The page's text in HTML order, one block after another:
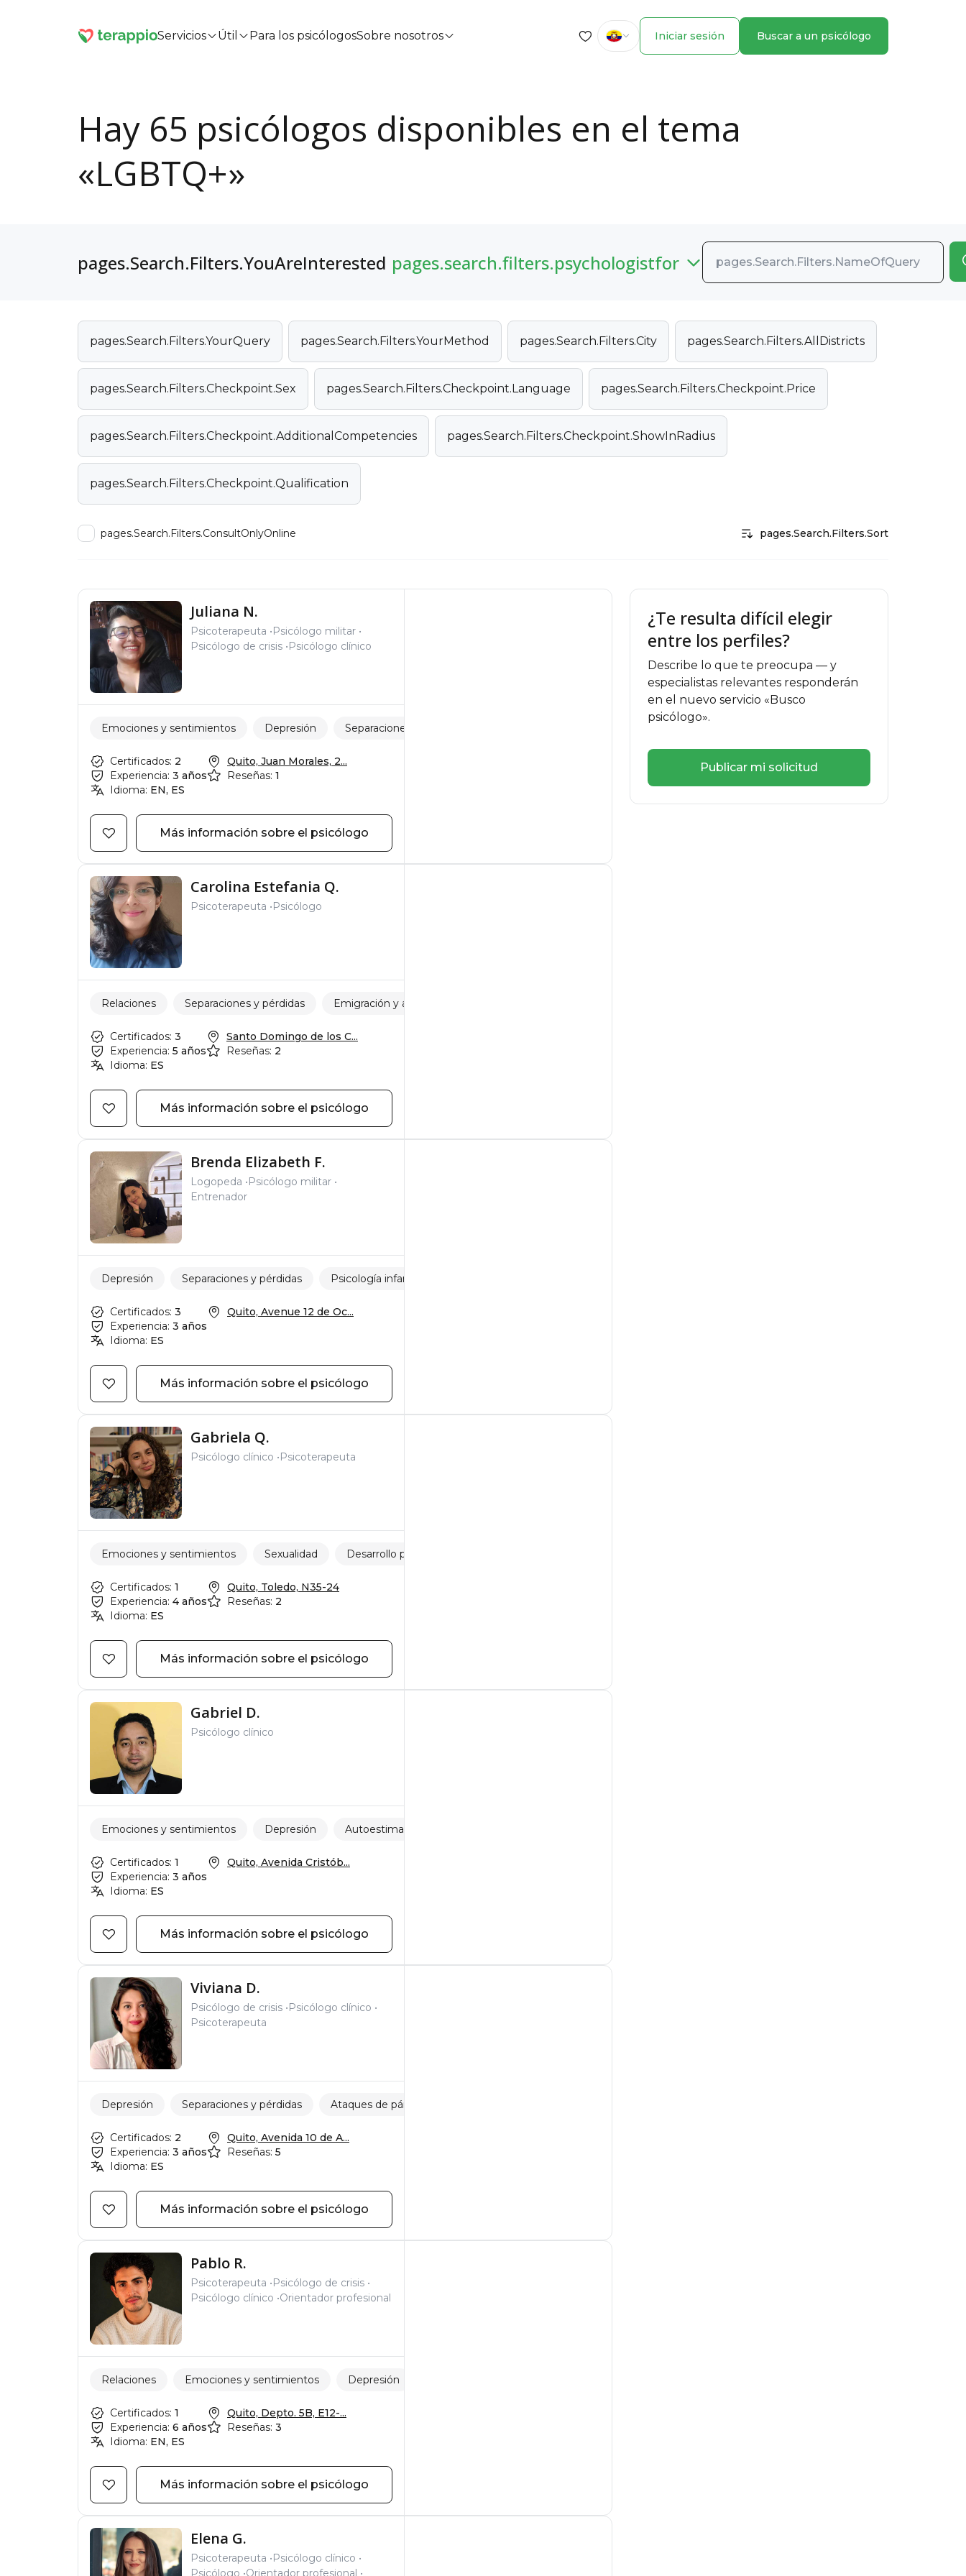
Servicios Útil Para los psicólogosSobre nosotros Iniciar sesión Buscar a un psicólogo
Hay 65 psicólogos disponibles en el tema
«LGBTQ+»
pages.Search.Filters.YouAreInterested pages.search.filters.psychologistfor
pages.Search.Filters.YourQuery pages.Search.Filters.YourMethod pages.Search.Filters.City pages.Search.Filters.AllDistricts
pages.Search.Filters.Checkpoint.Sex pages.Search.Filters.Checkpoint.Language pages.Search.Filters.Checkpoint.Price
pages.Search.Filters.Checkpoint.AdditionalCompetencies pages.Search.Filters.Checkpoint.ShowInRadius
pages.Search.Filters.Checkpoint.Qualification
pages.Search.Filters.ConsultOnlyOnline pages.Search.Filters.Sort
Juliana N.
Psicoterapeuta
Psicólogo militar
Psicólogo de crisis Psicólogo clínico
Emociones y sentimientos Depresión Separaciones y pérdidas
Certificados: 2
Experiencia: 3 años
Idioma: EN, ES
Quito, Juan Morales, 2...
Reseñas: 1
Más información sobre el psicólogo
Carolina Estefania Q.
Psicoterapeuta Psicólogo
Relaciones Separaciones y pérdidas Emigración y adaptación
Certificados: 3
Experiencia: 5 años
Idioma: ES
Santo Domingo de los C...
Reseñas: 2
Más información sobre el psicólogo
Brenda Elizabeth F.
Logopeda
Psicólogo militar
Entrenador
Depresión Separaciones y pérdidas Psicología infantil
Certificados: 3
Experiencia: 3 años
Idioma: ES
Quito, Avenue 12 de Oc...
Más información sobre el psicólogo
Gabriela Q.
Psicólogo clínico Psicoterapeuta
Emociones y sentimientos Sexualidad Desarrollo personal
Certificados: 1
Experiencia: 4 años
Idioma: ES
Quito, Toledo, N35-24
Reseñas: 2
Más información sobre el psicólogo
Gabriel D.
Psicólogo clínico
Emociones y sentimientos Depresión Autoestima
Certificados: 1
Experiencia: 3 años
Idioma: ES
Quito, Avenida Cristób...
Más información sobre el psicólogo
Viviana D.
Psicólogo de crisis Psicólogo clínico
Psicoterapeuta
Depresión Separaciones y pérdidas Ataques de pánico
Certificados: 2
Experiencia: 3 años
Idioma: ES
Quito, Avenida 10 de A...
Reseñas: 5
Más información sobre el psicólogo
Pablo R.
Psicoterapeuta
Psicólogo de crisis
Psicólogo clínico Orientador profesional
Relaciones Emociones y sentimientos Depresión
Certificados: 1
Experiencia: 6 años
Idioma: EN, ES
Quito, Depto. 5B, E12-...
Reseñas: 3
Más información sobre el psicólogo
Elena G.
Psicoterapeuta
Psicólogo clínico
Psicólogo Orientador profesional
¿Te resulta difícil elegir
entre los perfiles?
Describe lo que te preocupa — y
especialistas relevantes responderán
en el nuevo servicio «Busco
psicólogo».
Publicar mi solicitud